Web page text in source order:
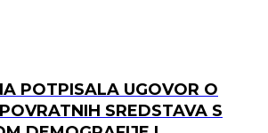
POTPISALA UGOVOR O
SREDSTAVA S